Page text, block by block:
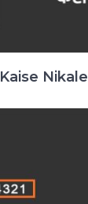
Nikale